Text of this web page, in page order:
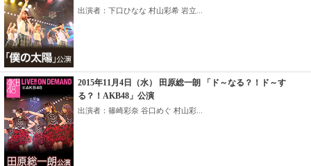
出演者：下口ひなな 村山彩希 岩立...
2015年11月4日（水） 田原総一朗 「ド～なる？！ド～す
る？！AKB48」公演
出演者：篠崎彩奈 谷口めぐ 村山彩...